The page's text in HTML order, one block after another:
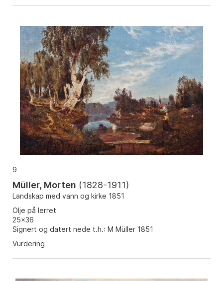
9
Müller, Morten (1828-1911)
Landskap med vann og kirke 1851
Olje på lerret
25x36
Signert og datert nede t.h.: M Müller 1851
Vurdering